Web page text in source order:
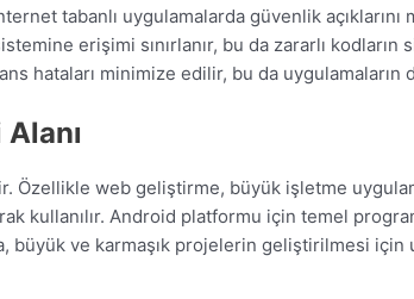
tabanlı uygulamalarda güvenlik açıklarını
erişimi sınırlanır, bu da zararlı kodların
hataları minimize edilir, bu da uygulamaların
Özellikle web geliştirme, büyük işletme
kullanılır. Android platformu için temel
büyük ve karmaşık projelerin geliştirilmesi